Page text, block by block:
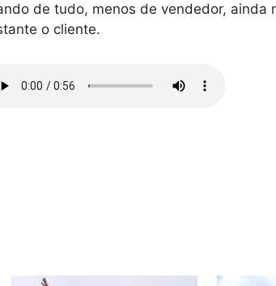
de tudo, menos de vendedor, ainda
o cliente.